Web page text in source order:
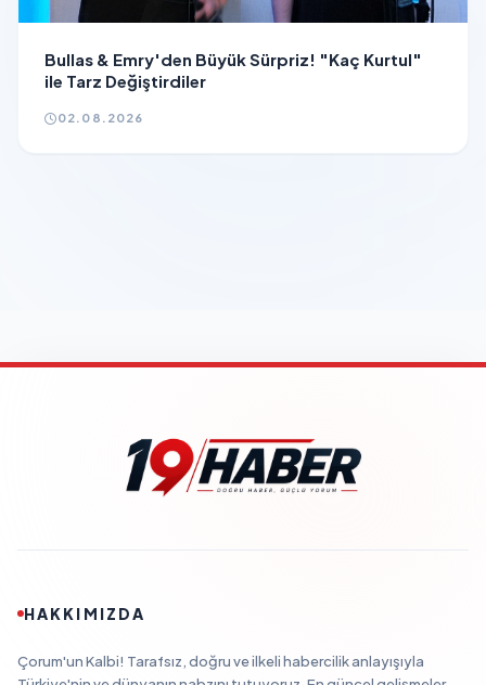
Bullas & Emry'den Büyük Sürpriz! "Kaç Kurtul"
ile Tarz Değiştirdiler
02.08.2026
HAKKIMIZDA
Çorum'un Kalbi! Tarafsız, doğru ve ilkeli habercilik anlayışıyla